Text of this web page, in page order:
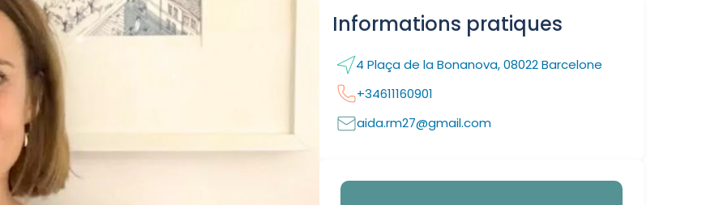
Informations pratiques
4 Plaça de la Bonanova, 08022 Barcelone
+34611160901
aida.rm27@gmail.com